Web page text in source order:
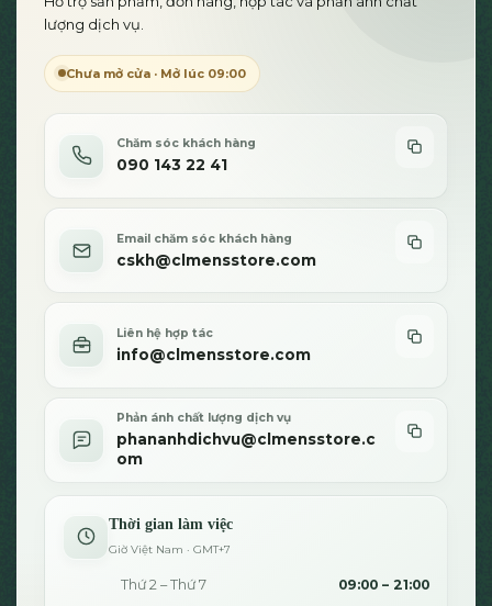
lượng dịch vụ.
Chưa mở cửa · Mở lúc 09:00
Chăm sóc khách hàng
090 143 22 41
Email chăm sóc khách hàng
cskh@clmensstore.com
Liên hệ hợp tác
info@clmensstore.com
Phản ánh chất lượng dịch vụ
phananhdichvu@clmensstore.c
om
Thời gian làm việc
Giờ Việt Nam · GMT+7
Thứ 2 – Thứ 7
09:00 – 21:00